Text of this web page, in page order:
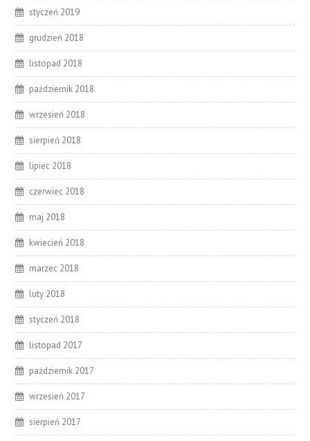
styczeń 2019
grudzień 2018
listopad 2018
październik 2018
wrzesień 2018
sierpień 2018
lipiec 2018
czerwiec 2018
maj 2018
kwiecień 2018
marzec 2018
luty 2018
styczeń 2018
listopad 2017
październik 2017
wrzesień 2017
sierpień 2017